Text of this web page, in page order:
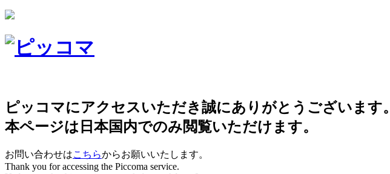
ピッコマにアクセスいただき誠にありがとうございます。
本ページは日本国内でのみ閲覧いただけます。
お問い合わせはこちらからお願いいたします。
Thank you for accessing the Piccoma service.